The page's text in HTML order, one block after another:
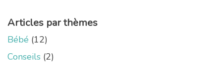
Articles par thèmes
Bébé (12)
Conseils (2)